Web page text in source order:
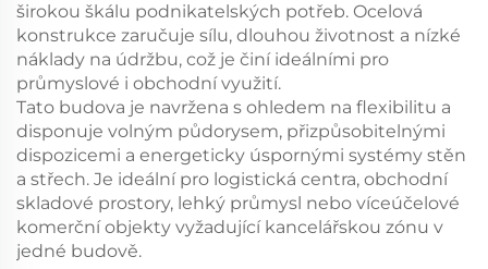
širokou škálu podnikatelských potřeb. Ocelová
konstrukce zaručuje sílu, dlouhou životnost a nízké
náklady na údržbu, což je činí ideálními pro
průmyslové i obchodní využití.
Tato budova je navržena s ohledem na flexibilitu a
disponuje volným půdorysem, přizpůsobitelnými
dispozicemi a energeticky úspornými systémy stěn
a střech. Je ideální pro logistická centra, obchodní
skladové prostory, lehký průmysl nebo víceúčelové
komerční objekty vyžadující kancelářskou zónu v
jedné budově.